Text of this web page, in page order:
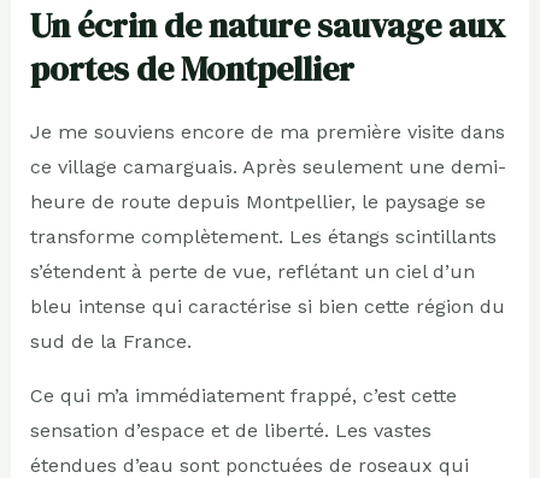
Un écrin de nature sauvage aux
portes de Montpellier
Je me souviens encore de ma première visite dans
ce village camarguais. Après seulement une demi-
heure de route depuis Montpellier, le paysage se
transforme complètement. Les étangs scintillants
s’étendent à perte de vue, reflétant un ciel d’un
bleu intense qui caractérise si bien cette région du
sud de la France.
Ce qui m’a immédiatement frappé, c’est cette
sensation d’espace et de liberté. Les vastes
étendues d’eau sont ponctuées de roseaux qui